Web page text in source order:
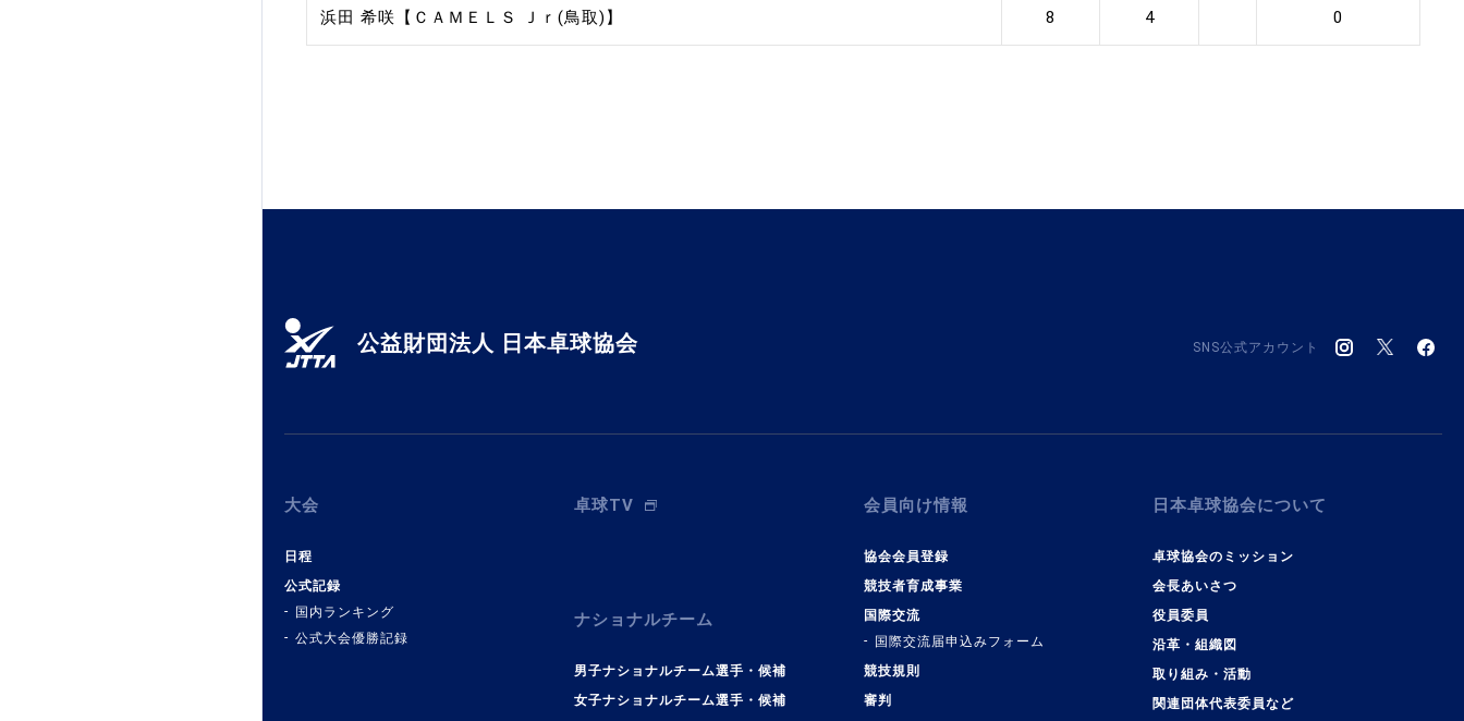
関連組織一覧
浜田 希咲【ＣＡＭＥＬＳ Ｊｒ(鳥取)】 8 4 0
公益財団法人 日本卓球協会 SNS公式アカウント
大会
日程
公式記録
国内ランキング
公式大会優勝記録
卓球TV
ナショナルチーム
男子ナショナルチーム選手・候補
女子ナショナルチーム選手・候補
会員向け情報
協会会員登録
競技者育成事業
国際交流
国際交流届申込みフォーム
競技規則
審判
日本卓球協会について
卓球協会のミッション
会長あいさつ
役員委員
沿革・組織図
取り組み・活動
関連団体代表委員など